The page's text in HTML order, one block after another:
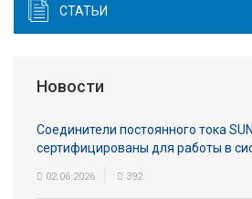
СТАТЬИ
Новости
Соединители постоянного тока
сертифицированы для работы в
02.06.2026 392